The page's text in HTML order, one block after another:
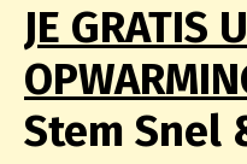
JE GRATIS
Stem Snel